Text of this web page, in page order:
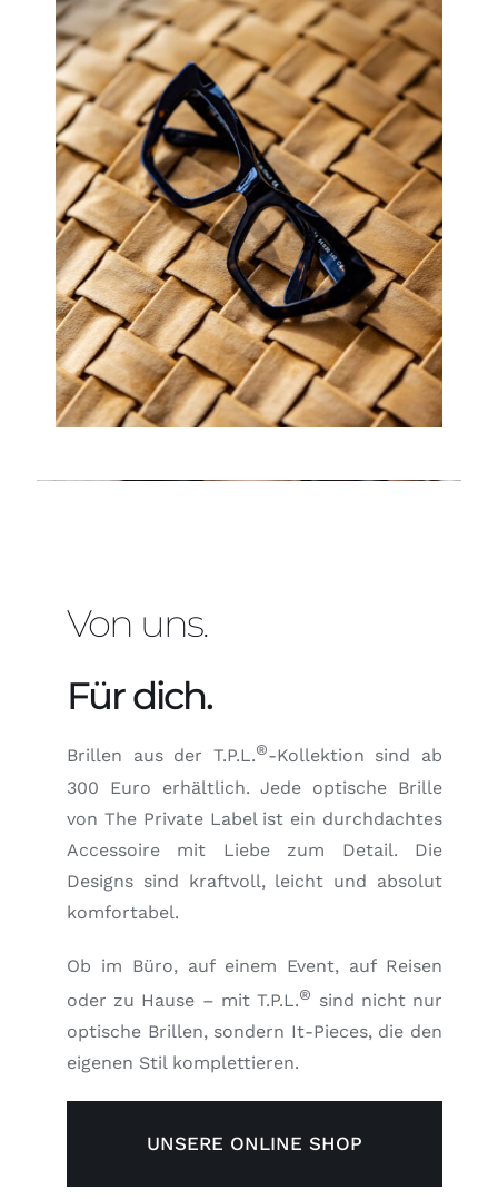
Von uns.
Für dich.
Brillen aus der T.P.L.®-Kollektion sind ab
300 Euro erhältlich. Jede optische Brille
von The Private Label ist ein durchdachtes
Accessoire mit Liebe zum Detail. Die
Designs sind kraftvoll, leicht und absolut
komfortabel.
Ob im Büro, auf einem Event, auf Reisen
oder zu Hause – mit T.P.L.® sind nicht nur
optische Brillen, sondern It-Pieces, die den
eigenen Stil komplettieren.
UNSERE ONLINE SHOP